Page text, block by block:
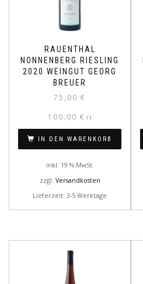
RAUENTHAL
NONNENBERG RIESLING
2020 WEINGUT GEORG
BREUER
75,00 €
100,00 € / l
IN DEN WARENKORB
inkl. 19 % MwSt.
zzgl. Versandkosten
Lieferzeit: 3-5 Werktage